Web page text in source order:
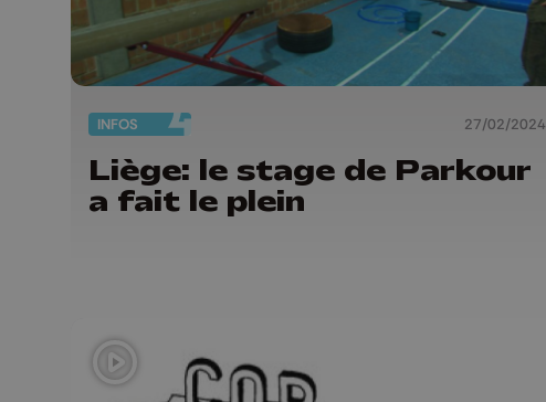
INFOS 27/02/2024
Liège: le stage de Parkour
a fait le plein